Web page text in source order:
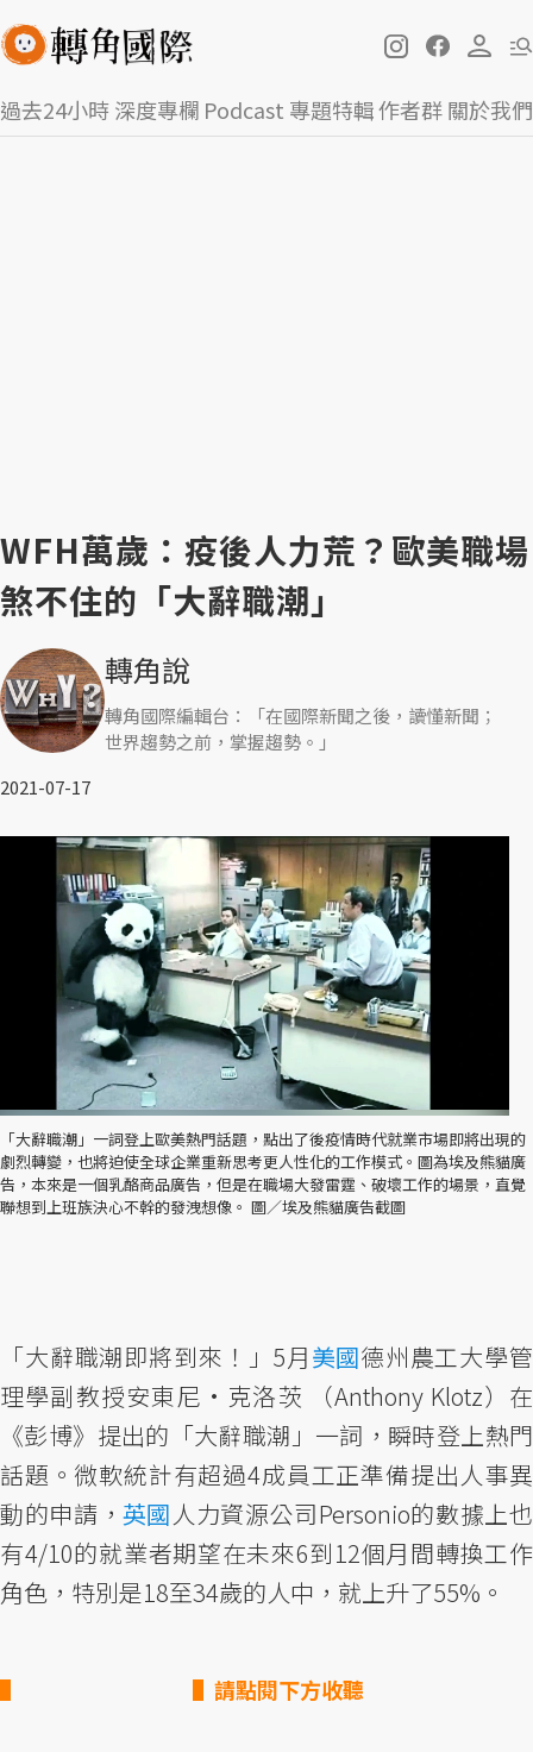
過去24小時深度專欄 Podcast 專題特輯作者群關於我們
WFH萬歲：疫後人力荒？歐美職場
煞不住的「大辭職潮」
轉角說
轉角國際編輯台：「在國際新聞之後，讀懂新聞；
世界趨勢之前，掌握趨勢。」
2021-07-17
「大辭職潮」一詞登上歐美熱門話題，點出了後疫情時代就業市場即將出現的
劇烈轉變，也將迫使全球企業重新思考更人性化的工作模式。圖為埃及熊貓廣
告，本來是一個乳酪商品廣告，但是在職場大發雷霆、破壞工作的場景，直覺
聯想到上班族決心不幹的發洩想像。 圖／埃及熊貓廣告截圖
「大辭職潮即將到來！」5月美國德州農工大學管
理學副教授安東尼•克洛茨 （Anthony Klotz）在
《彭博》提出的「大辭職潮」一詞，瞬時登上熱門
話題。微軟統計有超過4成員工正準備提出人事異
動的申請，英國人力資源公司Personio的數據上也
有4/10的就業者期望在未來6到12個月間轉換工作
角色，特別是18至34歲的人中，就上升了55%。
▌請點閱下方收聽